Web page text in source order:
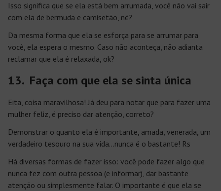
Isso significa que se ela está bem arrumada, você não vai sair
com ela de bermuda e camisetão, né?
Da mesma forma que ela se esforça para se arrumar para
você, ela espera o mesmo. Caso não aconteça, não adianta
reclamar que ela é relaxada, ok?
13. Faça com que ela se sinta única
Eita, coisa maravilhosa! Já deu para notar que para fazer uma
mulher feliz, é preciso dar atenção, correto?
Demonstrar o quanto ela é importante, amada, venerada, um
verdadeiro tesouro na sua vida…nunca é o bastante! Rs
Há diversas formas de fazer isso: você pode fazer algo que
nunca fez com outra pessoa (e informar), dar bastante
atenção ou simplesmente falar. O importante é que ela se